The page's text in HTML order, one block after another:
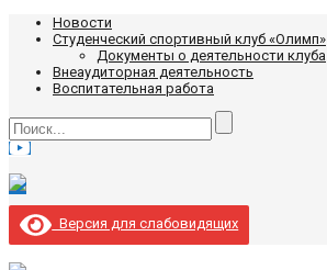
Новости
Студенческий спортивный клуб «Олимп»
Документы о деятельности клуба
Внеаудиторная деятельность
Воспитательная работа
Версия для слабовидящих